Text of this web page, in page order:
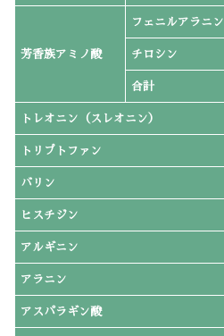
芳香族アミノ酸
フェニルアラニン
チロシン
合計
トレオニン（スレオニン）
トリプトファン
バリン
ヒスチジン
アルギニン
アラニン
アスパラギン酸